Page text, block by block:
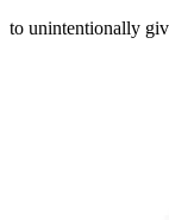
to unintentionally